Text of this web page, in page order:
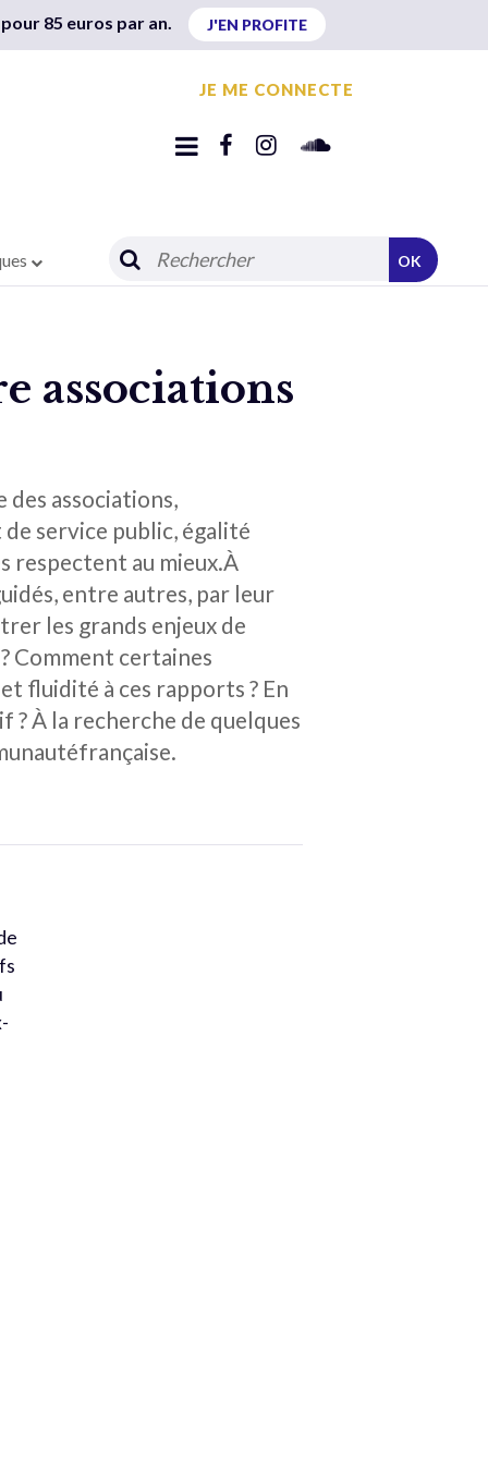
85 euros par an. J'EN PROFITE
JE ME CONNECTE
OK
associations
associations,
service public, égalité
respectent au mieux.À
entre autres, par leur
les grands enjeux de
Comment certaines
fluidité à ces rapports ? En
À la recherche de quelques